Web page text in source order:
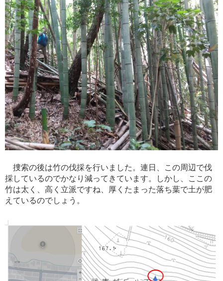
捜索の後は竹の伐採を行いました。連日、この周辺で伐
採しているのでかなり減ってきています。しかし、ここの
竹は太く、高く立派ですね、厚くたまった落ち葉で土が肥
えているのでしょう。